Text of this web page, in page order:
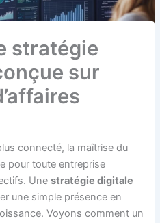
stratégie
sur
connecté, la maîtrise du
pour toute entreprise
Unestratégie digitale
une simple présence en
Voyons comment un